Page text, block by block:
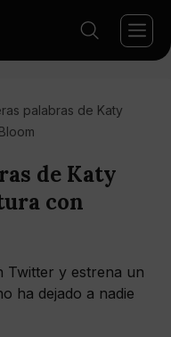
palabras de Katy
de Katy
con
Twitter y estrena un
ha dejado a nadie